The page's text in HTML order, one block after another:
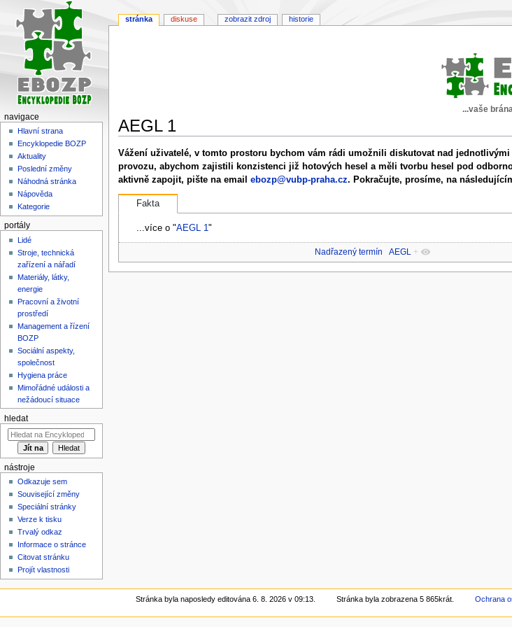
...vaše
AEGL 1
Skočit
na
navigaci
Skočit
na
vyhledávání
Vážení uživatelé, v tomto prostoru bychom vám rádi umožnili diskutovat nad
provozu, abychom zajistili konzistenci již hotových hesel a měli tvorbu hesel pod
aktivně zapojit, pište na email ebozp@vubp-praha.cz. Pokračujte, prosíme, na
Fakta
...více o "AEGL 1"
Nadřazený termín AEGL +
stránka diskuse zobrazit zdroj historie
navigace
Hlavní strana
Encyklopedie BOZP
Aktuality
Poslední změny
Náhodná stránka
Nápověda
Kategorie
portály
Lidé
Stroje, technická
zařízení a nářadí
Materiály, látky,
energie
Pracovní a životní
prostředí
Management a řízení
BOZP
Sociální aspekty,
společnost
Hygiena práce
Mimořádné události a
nežádoucí situace
hledat
nástroje
Odkazuje sem
Související změny
Speciální stránky
Verze k tisku
Trvalý odkaz
Informace o stránce
Citovat stránku
Projít vlastnosti
Stránka byla naposledy editována 6. 8. 2026 v 09:13. Stránka byla zobrazena 5 865krát. Ochrana